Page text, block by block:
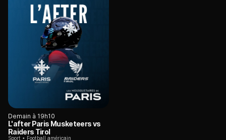
Demain à 19h10
L'after Paris Musketeers vs
Raiders Tirol
Sport
Football américain